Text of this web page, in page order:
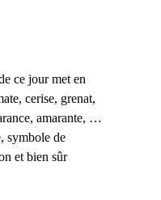
ce jour met en
cerise, grenat,
amarante, …
symbole de
et bien sûr